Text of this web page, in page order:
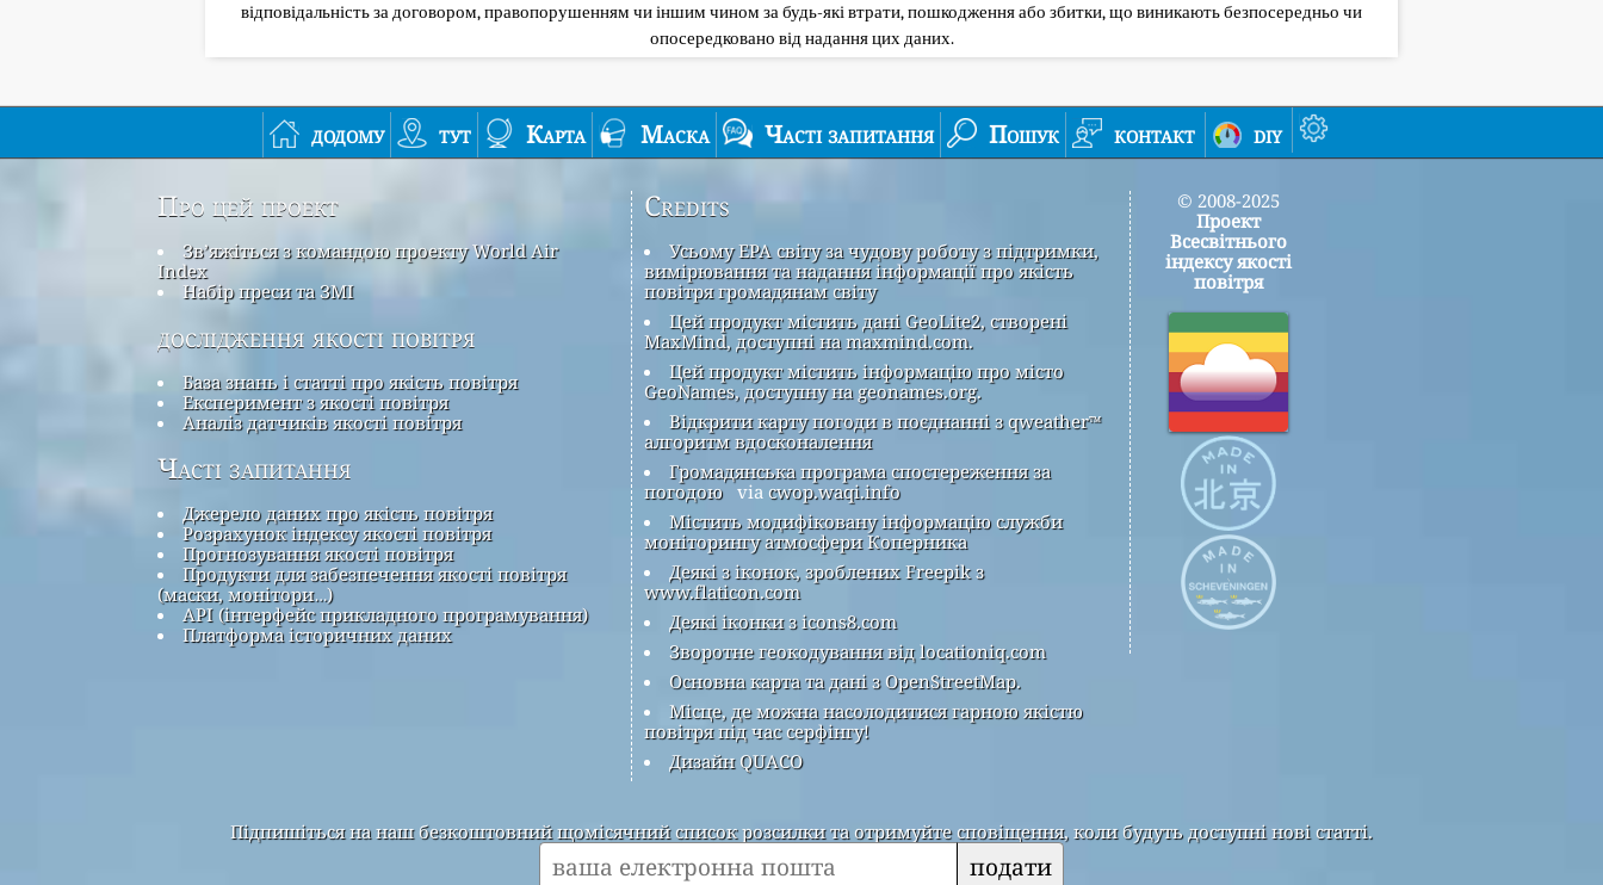
відповідальність за договором, правопорушенням чи іншим чином за будь-які втрати, пошкодження або збитки, що виникають безпосередньо чи
опосередковано від надання цих даних.
додому тут Карта Маска Часті запитання Пошук контакт diy
Про цей проект
Зв’яжіться з командою проекту World Air
Index
Набір преси та ЗМІ
дослідження якості повітря
База знань і статті про якість повітря
Експеримент з якості повітря
Аналіз датчиків якості повітря
Часті запитання
Джерело даних про якість повітря
Розрахунок індексу якості повітря
Прогнозування якості повітря
Продукти для забезпечення якості повітря
(маски, монітори…)
API (інтерфейс прикладного програмування)
Платформа історичних даних
Credits
Усьому EPA світу за чудову роботу з підтримки,
вимірювання та надання інформації про якість
повітря громадянам світу
Цей продукт містить дані GeoLite2, створені
MaxMind, доступні на maxmind.com.
Цей продукт містить інформацію про місто
GeoNames, доступну на geonames.org.
Відкрити карту погоди в поєднанні з qweather™
алгоритм вдосконалення
Громадянська програма спостереження за
погодою via cwop.waqi.info
Містить модифіковану інформацію служби
моніторингу атмосфери Коперника
Деякі з іконок, зроблених Freepik з
www.flaticon.com
Деякі іконки з icons8.com
Зворотне геокодування від locationiq.com
Основна карта та дані з OpenStreetMap.
Місце, де можна насолодитися гарною якістю
повітря під час серфінгу!
Дизайн QUACO
© 2008-2025
Проект
Всесвітнього
індексу якості
повітря
Підпишіться на наш безкоштовний щомісячний список розсилки та отримуйте сповіщення, коли будуть доступні нові статті.
подати